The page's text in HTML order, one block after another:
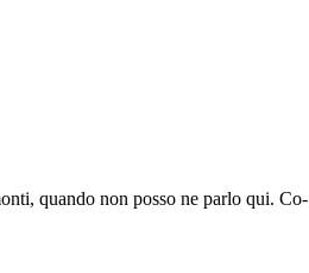
quando non posso ne parlo qui. Co-